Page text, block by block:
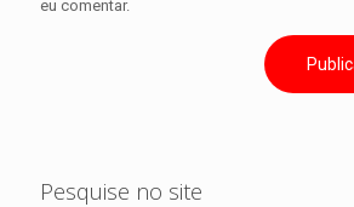
eu comentar.
Pesquise no site